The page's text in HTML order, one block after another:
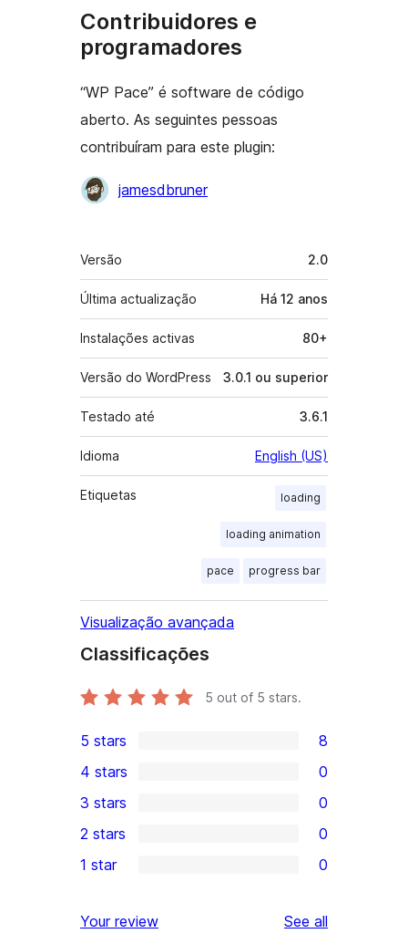
Contribuidores e
programadores
“WP Pace” é software de código
aberto. As seguintes pessoas
contribuíram para este plugin:
Contribuidores
jamesdbruner
Metadados
Versão 2.0
Última actualização Há 12 anos
Instalações activas 80+
Versão do WordPress 3.0.1 ou superior
Testado até 3.6.1
Idioma English (US)
Etiquetas loading
loading animation
pace progress bar
Visualização avançada
Classificações
5 out of 5 stars.
5-
star
reviews
5 stars 8
4-
star
reviews
4 stars 0
3-
star
3 stars 0
2-
reviews
2 stars 0
star
1 star 0
Your review See all